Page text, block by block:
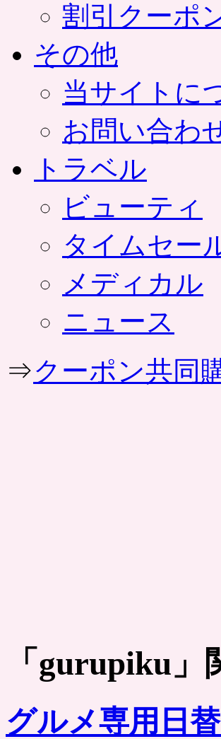
割引クーポ
その他
当サイトに
お問い合わ
トラベル
ビューティ
タイムセー
メディカル
ニュース
⇒クーポン共同
「 gurupiku 」
グルメ専用日